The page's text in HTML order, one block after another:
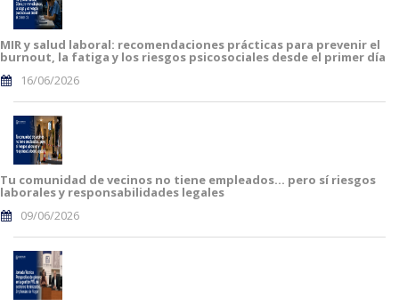
MIR y salud laboral: recomendaciones prácticas para prevenir el
burnout, la fatiga y los riesgos psicosociales desde el primer día
16/06/2026
Tu comunidad de vecinos no tiene empleados… pero sí riesgos
laborales y responsabilidades legales
09/06/2026